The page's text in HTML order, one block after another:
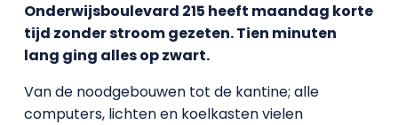
Onderwijsboulevard 215 heeft maandag korte
tijd zonder stroom gezeten. Tien minuten
lang ging alles op zwart.
Van de noodgebouwen tot de kantine; alle
computers, lichten en koelkasten vielen